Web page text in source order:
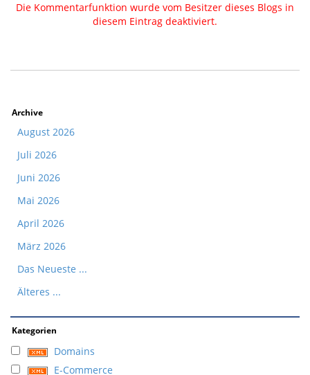
Die Kommentarfunktion wurde vom Besitzer dieses Blogs in
diesem Eintrag deaktiviert.
Archive
August 2026
Juli 2026
Juni 2026
Mai 2026
April 2026
März 2026
Das Neueste ...
Älteres ...
Kategorien
Domains
E-Commerce